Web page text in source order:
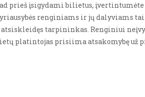
prieš įsigydami bilietus, įvertintumėte
renginiams ir jų dalyviams
tarpininkas. Renginiui
platintojas prisiima atsakomybę už